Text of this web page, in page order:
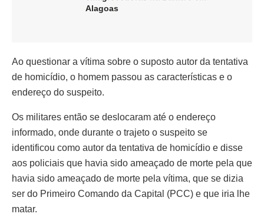
Alagoas
Ao questionar a vítima sobre o suposto autor da tentativa
de homicídio, o homem passou as características e o
endereço do suspeito.
Os militares então se deslocaram até o endereço
informado, onde durante o trajeto o suspeito se
identificou como autor da tentativa de homicídio e disse
aos policiais que havia sido ameaçado de morte pela que
havia sido ameaçado de morte pela vítima, que se dizia
ser do Primeiro Comando da Capital (PCC) e que iria lhe
matar.